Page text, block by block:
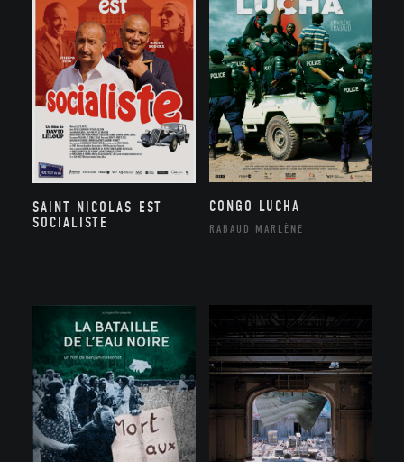
SAINT NICOLAS EST
SOCIALISTE
CONGO LUCHA
RABAUD MARLÈNE